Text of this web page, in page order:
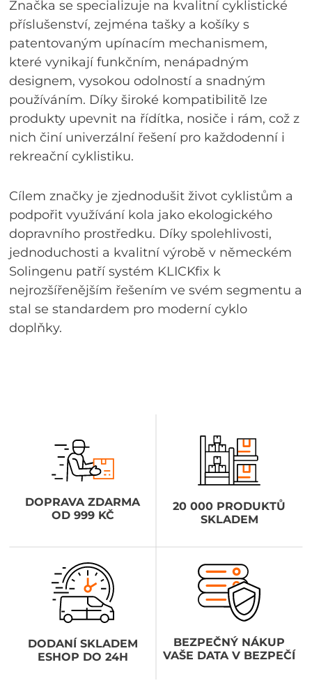
Značka se specializuje na kvalitní cyklistické
příslušenství, zejména tašky a košíky s
patentovaným upínacím mechanismem,
které vynikají funkčním, nenápadným
designem, vysokou odolností a snadným
používáním. Díky široké kompatibilitě lze
produkty upevnit na řídítka, nosiče i rám, což z
nich činí univerzální řešení pro každodenní i
rekreační cyklistiku.
Cílem značky je zjednodušit život cyklistům a
podpořit využívání kola jako ekologického
dopravního prostředku. Díky spolehlivosti,
jednoduchosti a kvalitní výrobě v německém
Solingenu patří systém KLICKfix k
nejrozšířenějším řešením ve svém segmentu a
stal se standardem pro moderní cyklo
doplňky.
DOPRAVA ZDARMA
OD 999 KČ
20 000 PRODUKTŮ
SKLADEM
DODANÍ SKLADEM
ESHOP DO 24H
BEZPEČNÝ NÁKUP
VAŠE DATA V BEZPEČÍ